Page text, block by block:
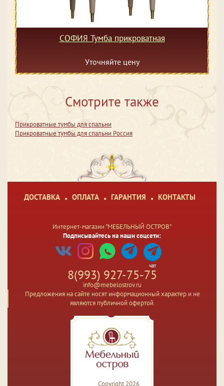
СОФИЯ Тумба прикроватная
Уточняйте цену
Смотрите также
Прикроватные тумбы для спальни
Прикроватные тумбы для спальни Россия
ДОСТАВКА ОПЛАТА ГАРАНТИЯ КОНТАКТЫ
Интернет-магазин "МЕБЕЛЬНЫЙ ОСТРОВ"
Подписывайтесь на наши соцсети:
чат
8(993) 927-75-75
info@mebelostrov.ru
Предложения на сайте носят информационный характер и не
являются публичной офертой.
Copyright 2026